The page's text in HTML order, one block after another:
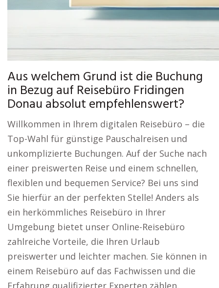
Aus welchem Grund ist die Buchung
in Bezug auf Reisebüro Fridingen
Donau absolut empfehlenswert?
Willkommen in Ihrem digitalen Reisebüro – die
Top-Wahl für günstige Pauschalreisen und
unkomplizierte Buchungen. Auf der Suche nach
einer preiswerten Reise und einem schnellen,
flexiblen und bequemen Service? Bei uns sind
Sie hierfür an der perfekten Stelle! Anders als
ein herkömmliches Reisebüro in Ihrer
Umgebung bietet unser Online-Reisebüro
zahlreiche Vorteile, die Ihren Urlaub
preiswerter und leichter machen. Sie können in
einem Reisebüro auf das Fachwissen und die
Erfahrung qualifizierter Experten zählen.